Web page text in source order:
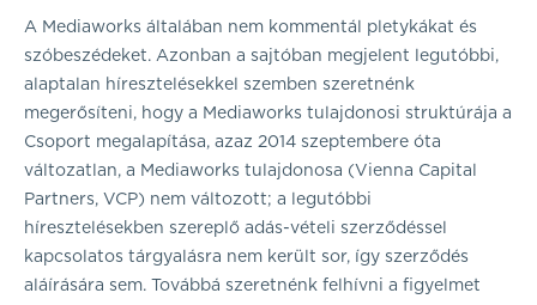
A Mediaworks általában nem kommentál pletykákat és
szóbeszédeket. Azonban a sajtóban megjelent legutóbbi,
alaptalan híresztelésekkel szemben szeretnénk
megerősíteni, hogy a Mediaworks tulajdonosi struktúrája a
Csoport megalapítása, azaz 2014 szeptembere óta
változatlan, a Mediaworks tulajdonosa (Vienna Capital
Partners, VCP) nem változott; a legutóbbi
híresztelésekben szereplő adás-vételi szerződéssel
kapcsolatos tárgyalásra nem került sor, így szerződés
aláírására sem. Továbbá szeretnénk felhívni a figyelmet